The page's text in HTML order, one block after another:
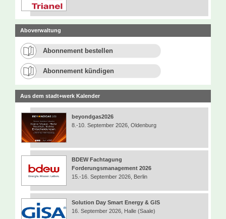
Aboverwaltung
Abonnement bestellen
Abonnement kündigen
Aus dem stadt+werk Kalender
beyondgas2026
8.-10. September 2026, Oldenburg
BDEW Fachtagung
Forderungsmanagement 2026
15.-16. September 2026, Berlin
Solution Day Smart Energy & GIS
16. September 2026, Halle (Saale)